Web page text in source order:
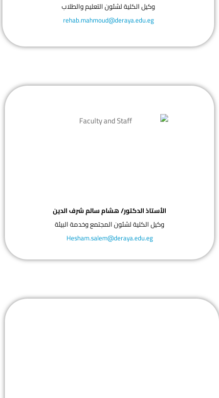
وكيل الكلية لشئون التعليم والطلاب
rehab.mahmoud@deraya.edu.eg
الأستاذ الدكتور/ هشام سالم شرف الدين
وكيل الكلية لشئون المجتمع وخدمة البيئة
Hesham.salem@deraya.edu.eg